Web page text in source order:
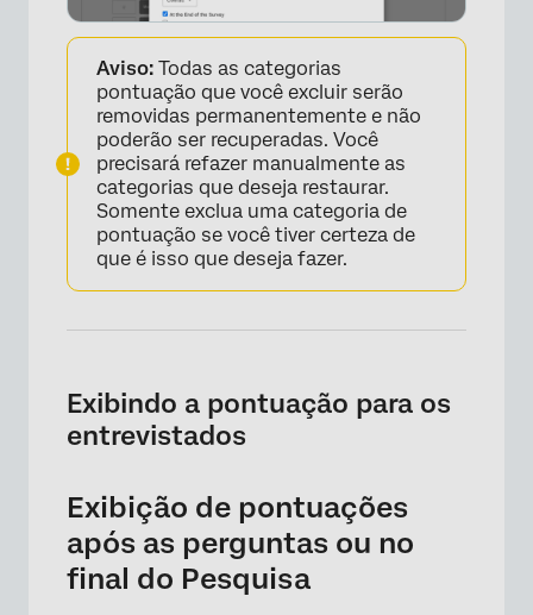
×
Aviso: Todas as categorias
pontuação que você excluir serão
removidas permanentemente e não
poderão ser recuperadas. Você
precisará refazer manualmente as
categorias que deseja restaurar.
Somente exclua uma categoria de
pontuação se você tiver certeza de
que é isso que deseja fazer.
Exibindo a pontuação para os
entrevistados
Exibição de pontuações
após as perguntas ou no
final do Pesquisa